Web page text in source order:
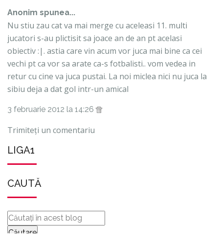
Anonim spunea...
Nu stiu zau cat va mai merge cu aceleasi 11. multi
jucatori s-au plictisit sa joace an de an pt acelasi
obiectiv :|. astia care vin acum vor juca mai bine ca cei
vechi pt ca vor sa arate ca-s fotbalisti.. vom vedea in
retur cu cine va juca pustai. La noi miclea nici nu juca la
sibiu deja a dat gol intr-un amical
3 februarie 2012 la 14:26
Trimiteți un comentariu
LIGA1
CAUTĂ